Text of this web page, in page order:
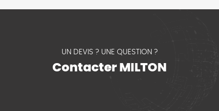
UN DEVIS ? UNE QUESTION ?
Contacter MILTON